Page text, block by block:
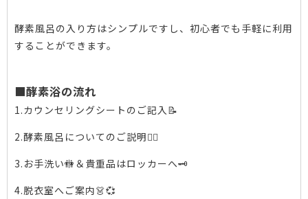
酵素風呂の入り方はシンプルですし、初心者でも手軽に利用
することができます。
■酵素浴の流れ
1.カウンセリングシートのご記入📝
2.酵素風呂についてのご説明💁‍♀️
3.お手洗い🚻＆貴重品はロッカーへ🗝
4.脱衣室へご案内👗💞